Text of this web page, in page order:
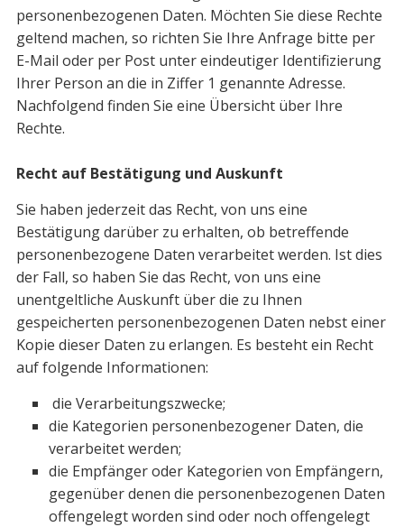
personenbezogenen Daten. Möchten Sie diese Rechte
geltend machen, so richten Sie Ihre Anfrage bitte per
E-Mail oder per Post unter eindeutiger Identifizierung
Ihrer Person an die in Ziffer 1 genannte Adresse.
Nachfolgend finden Sie eine Übersicht über Ihre
Rechte.
Recht auf Bestätigung und Auskunft
Sie haben jederzeit das Recht, von uns eine
Bestätigung darüber zu erhalten, ob betreffende
personenbezogene Daten verarbeitet werden. Ist dies
der Fall, so haben Sie das Recht, von uns eine
unentgeltliche Auskunft über die zu Ihnen
gespeicherten personenbezogenen Daten nebst einer
Kopie dieser Daten zu erlangen. Es besteht ein Recht
auf folgende Informationen:
die Verarbeitungszwecke;
die Kategorien personenbezogener Daten, die
verarbeitet werden;
die Empfänger oder Kategorien von Empfängern,
gegenüber denen die personenbezogenen Daten
offengelegt worden sind oder noch offengelegt